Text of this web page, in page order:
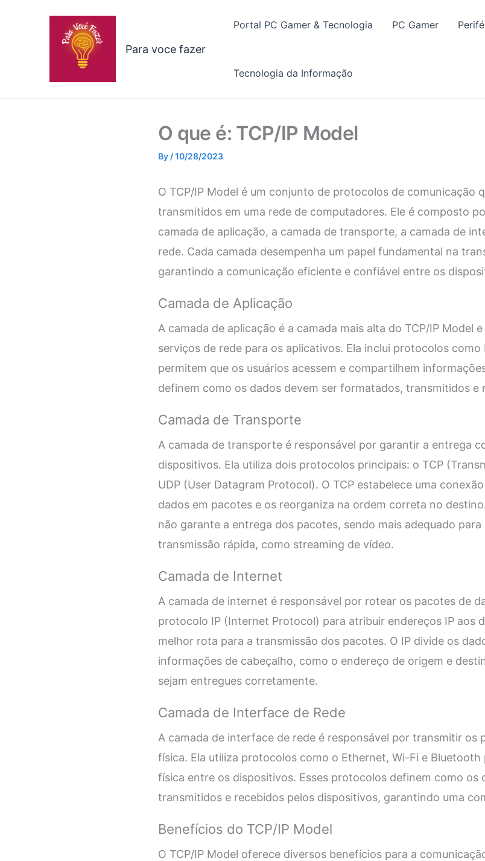
Para voce fazer
Portal PC Gamer & Tecnologia PC Gamer
Tecnologia da Informação
O que é: TCP/IP Model
By /10/28/2023
O TCP/IP Model é um conjunto de protocolos de comunicação
transmitidos em uma rede de computadores. Ele é composto
camada de aplicação, a camada de transporte, a camada de
rede. Cada camada desempenha um papel fundamental na
garantindo a comunicação eficiente e confiável entre os
Camada de Aplicação
A camada de aplicação é a camada mais alta do TCP/IP Model
serviços de rede para os aplicativos. Ela inclui protocolos como
permitem que os usuários acessem e compartilhem
definem como os dados devem ser formatados, transmitidos e
Camada de Transporte
A camada de transporte é responsável por garantir a entrega
dispositivos. Ela utiliza dois protocolos principais: o TCP
UDP (User Datagram Protocol). O TCP estabelece uma
dados em pacotes e os reorganiza na ordem correta no
não garante a entrega dos pacotes, sendo mais adequado
transmissão rápida, como streaming de vídeo.
Camada de Internet
A camada de internet é responsável por rotear os pacotes de
protocolo IP (Internet Protocol) para atribuir endereços IP aos
melhor rota para a transmissão dos pacotes. O IP divide os
informações de cabeçalho, como o endereço de origem e
sejam entregues corretamente.
Camada de Interface de Rede
A camada de interface de rede é responsável por transmitir os
física. Ela utiliza protocolos como o Ethernet, Wi-Fi e Bluetooth
física entre os dispositivos. Esses protocolos definem como os
transmitidos e recebidos pelos dispositivos, garantindo uma
Benefícios do TCP/IP Model
O TCP/IP Model oferece diversos benefícios para a